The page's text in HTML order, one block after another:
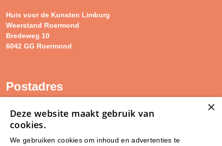
Huis voor de Kunsten Limburg
Weerstand Roermond
Bredeweg 10
6042 GG Roermond
Postadres
SAM Limburg
Postbus 203
×
Deze website maakt gebruik van
cookies.
We gebruiken cookies om inhoud en advertenties te